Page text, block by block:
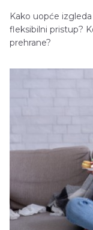
Kako uopće
fleksibilni pristup?
prehrane?